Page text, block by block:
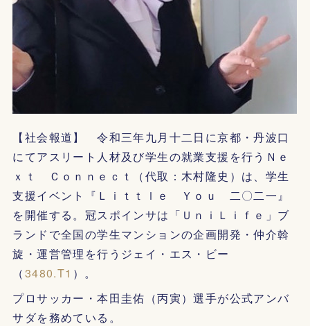
【社会報道】 令和三年九月十二日に京都・丹波口
にてアスリート人材及び学生の就業支援を行うＮｅ
ｘｔ Ｃｏｎｎｅｃｔ（代取：木村隆史）は、学生
支援イベント『Ｌｉｔｔｌｅ Ｙｏｕ 二〇二一』
を開催する。冠スポインサは「ＵｎｉＬｉｆｅ」ブ
ランドで全国の学生マンションの企画開発・仲介斡
旋・運営管理を行うジェイ・エス・ビー
（3480.T1 ）。
プロサッカー・本田圭佑（丙寅）選手が公式アンバ
サダを務めている。